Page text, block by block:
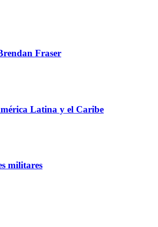
Fraser
Latina y el Caribe
militares